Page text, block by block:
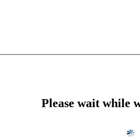
Please wait while